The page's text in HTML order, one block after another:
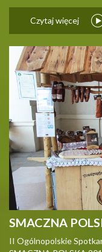
Czytaj więcej
SMACZNA
II Ogólnopolskie